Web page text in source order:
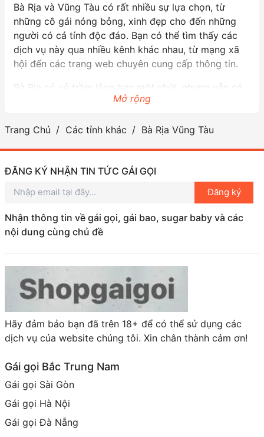
Bà Rịa và Vũng Tàu có rất nhiều sự lựa chọn, từ
những cô gái nóng bỏng, xinh đẹp cho đến những
người có cá tính độc đáo. Bạn có thể tìm thấy các
dịch vụ này qua nhiều kênh khác nhau, từ mạng xã
hội đến các trang web chuyên cung cấp thông tin.
Bà Rịa có vẻ trầm lắng hơn một chút, nhưng vẫn có
những cô gái mang đến những trải nghiệm thú vị.
nơi bạn có thể hẹn hò và thư giãn cùng gái gọi. Các
nhớ.
Tuy nhiên, hãy nhớ rằng việc sử dụng dịch vụ gái gọi
an toàn cho bản thân và tìm hiểu kỹ trước khi quyết
định. Chúc bạn có một trải nghiệm tuyệt vời tại Bà
Rịa Vũng Tàu!
Mở rộng
Trang Chủ Các tỉnh khác Bà Rịa Vũng Tàu
ĐĂNG KÝ NHẬN TIN TỨC GÁI GỌI
Đăng ký
Nhận thông tin về gái gọi, gái bao, sugar baby và các
nội dung cùng chủ đề
Hãy đảm bảo bạn đã trên 18+ để có thể sử dụng các
dịch vụ của website chúng tôi. Xin chân thành cảm ơn!
Gái gọi Bắc Trung Nam
Gái gọi Sài Gòn
Gái gọi Hà Nội
Gái gọi Đà Nẵng